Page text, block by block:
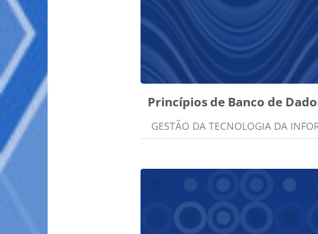
Princípios de Banco de
Categoria do curso
GESTÃO DA TECNOLOGIA DA